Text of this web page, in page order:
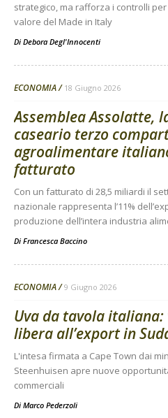
strategico, ma rafforza i controlli
valore del Made in Italy
Di Debora Degl'Innocenti
ECONOMIA 18 Giugno 2026
Assemblea Assolatte,
caseario terzo
agroalimentare
fatturato
Con un fatturato di 28,5 miliardi il
nazionale rappresenta l’11%
produzione dell’intera industria
Di Francesca Baccino
ECONOMIA 9 Giugno 2026
Uva da tavola italiana:
libera all’export in
L'intesa firmata a Cape Town dai
Steenhuisen apre nuove
commerciali
Di Marco Pederzoli